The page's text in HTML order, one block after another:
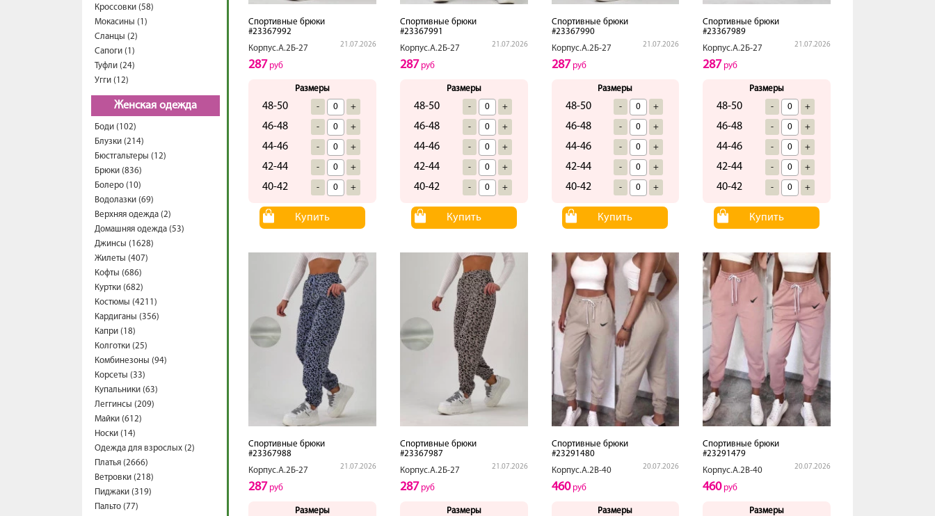
Кроссовки (58)
Мокасины (1)
Сланцы (2)
Сапоги (1)
Туфли (24)
Угги (12)
Женская одежда
Боди (102)
Блузки (214)
Бюстгальтеры (12)
Брюки (836)
Болеро (10)
Водолазки (69)
Верхняя одежда (2)
Домашняя одежда (53)
Джинсы (1628)
Жилеты (407)
Кофты (686)
Куртки (682)
Костюмы (4211)
Кардиганы (356)
Капри (18)
Колготки (25)
Комбинезоны (94)
Корсеты (33)
Купальники (63)
Леггинсы (209)
Майки (612)
Носки (14)
Одежда для взрослых (2)
Платья (2666)
Ветровки (218)
Пиджаки (319)
Пальто (77)
Спортивные брюки
#23367992
Корпус.А.2Б-27
21.07.2026
287 руб
Размеры
48-50 - +
46-48 - +
44-46 - +
42-44 - +
40-42 - +
Купить
Спортивные брюки
#23367991
Корпус.А.2Б-27
21.07.2026
287 руб
Размеры
48-50 - +
46-48 - +
44-46 - +
42-44 - +
40-42 - +
Купить
Спортивные брюки
#23367990
Корпус.А.2Б-27
21.07.2026
287 руб
Размеры
48-50 - +
46-48 - +
44-46 - +
42-44 - +
40-42 - +
Купить
Спортивные брюки
#23367989
Корпус.А.2Б-27
21.07.2026
287 руб
Размеры
48-50 - +
46-48 - +
44-46 - +
42-44 - +
40-42 - +
Купить
Спортивные брюки
#23367988
Корпус.А.2Б-27
21.07.2026
287 руб
Размеры
Спортивные брюки
#23367987
Корпус.А.2Б-27
21.07.2026
287 руб
Размеры
Спортивные брюки
#23291480
Корпус.А.2В-40
20.07.2026
460руб
Размеры
Спортивные брюки
#23291479
Корпус.А.2В-40
20.07.2026
460руб
Размеры